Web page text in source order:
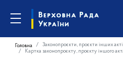
Головна Законопроєкти, проєкти інших
Картка законопроєкту, проєкту іншого